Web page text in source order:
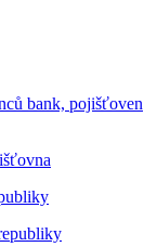
bank, pojišťoven